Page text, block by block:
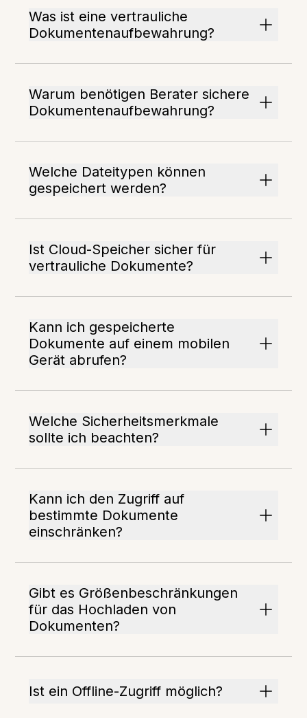
Was ist eine vertrauliche
Dokumentenaufbewahrung?
Warum benötigen Berater sichere
Dokumentenaufbewahrung?
Welche Dateitypen können
gespeichert werden?
Ist Cloud-Speicher sicher für
vertrauliche Dokumente?
Kann ich gespeicherte
Dokumente auf einem mobilen
Gerät abrufen?
Welche Sicherheitsmerkmale
sollte ich beachten?
Kann ich den Zugriff auf
bestimmte Dokumente
einschränken?
Gibt es Größenbeschränkungen
für das Hochladen von
Dokumenten?
Ist ein Offline-Zugriff möglich?